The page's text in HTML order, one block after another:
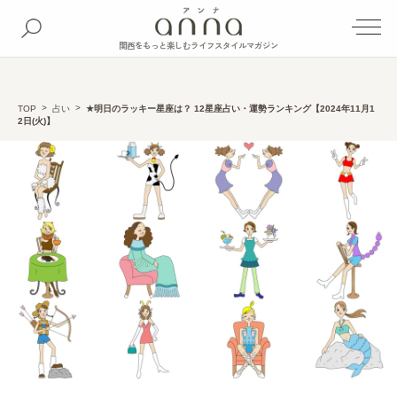
関西をもっと楽しむライフスタイルマガジン
TOP 占い
★明日のラッキー星座は？ 12星座占い・運勢ランキング【2024年11月1
2日(火)】